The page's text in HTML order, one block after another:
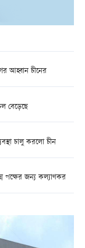
আহ্বান চীনের
বেড়েছে
চালু করলো চীন
পক্ষের জন্য কল্যাণকর